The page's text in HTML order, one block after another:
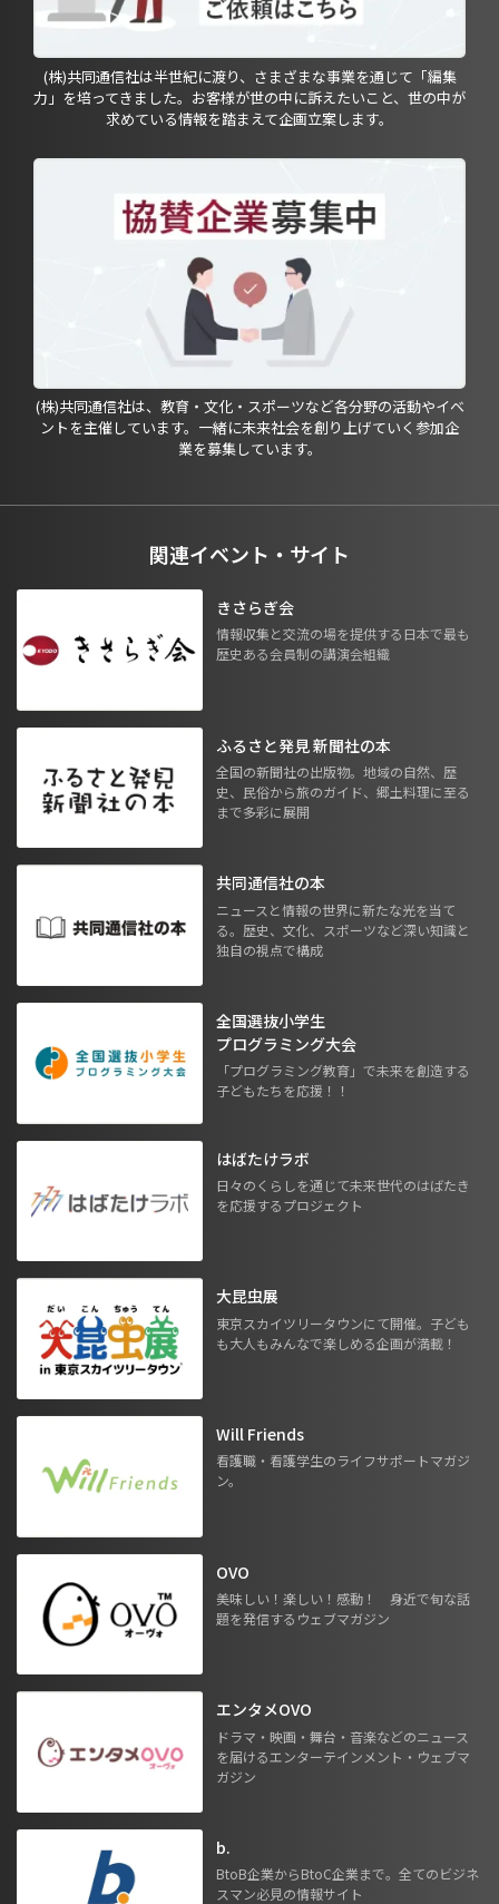
(株)共同通信社は半世紀に渡り、さまざまな事業を通じて「編集
力」を培ってきました。お客様が世の中に訴えたいこと、世の中が
求めている情報を踏まえて企画立案します。
(株)共同通信社は、教育・文化・スポーツなど各分野の活動やイベ
ントを主催しています。一緒に未来社会を創り上げていく参加企
業を募集しています。
関連イベント・サイト
きさらぎ会
情報収集と交流の場を提供する日本で最も
歴史ある会員制の講演会組織
ふるさと発見 新聞社の本
全国の新聞社の出版物。地域の自然、歴
史、民俗から旅のガイド、郷土料理に至る
まで多彩に展開
共同通信社の本
ニュースと情報の世界に新たな光を当て
る。歴史、文化、スポーツなど深い知識と
独自の視点で構成
全国選抜小学生
プログラミング大会
「プログラミング教育」で未来を創造する
子どもたちを応援！！
はばたけラボ
日々のくらしを通じて未来世代のはばたき
を応援するプロジェクト
大昆虫展
東京スカイツリータウンにて開催。子ども
も大人もみんなで楽しめる企画が満載！
Will Friends
看護職・看護学生のライフサポートマガジ
ン。
OVO
美味しい！楽しい！感動！ 身近で旬な話
題を発信するウェブマガジン
エンタメOVO
ドラマ・映画・舞台・音楽などのニュース
を届けるエンターテインメント・ウェブマ
ガジン
b.
BtoB企業からBtoC企業まで。全てのビジネ
スマン必見の情報サイト